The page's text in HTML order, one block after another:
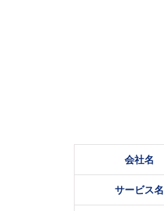
会社名
サービス名